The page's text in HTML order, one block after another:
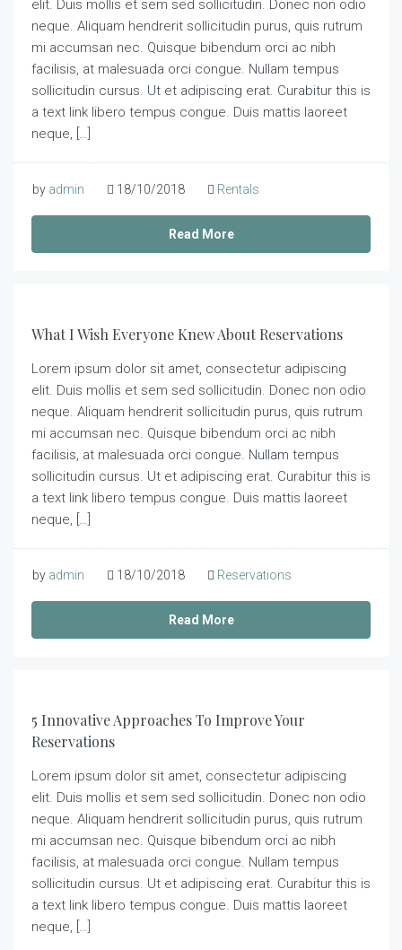
elit. Duis mollis et sem sed sollicitudin. Donec non odio
neque. Aliquam hendrerit sollicitudin purus, quis rutrum
mi accumsan nec. Quisque bibendum orci ac nibh
facilisis, at malesuada orci congue. Nullam tempus
sollicitudin cursus. Ut et adipiscing erat. Curabitur this is
a text link libero tempus congue. Duis mattis laoreet
neque, […]
by admin 18/10/2018 Rentals
Read More
What I Wish Everyone Knew About Reservations
Lorem ipsum dolor sit amet, consectetur adipiscing
elit. Duis mollis et sem sed sollicitudin. Donec non odio
neque. Aliquam hendrerit sollicitudin purus, quis rutrum
mi accumsan nec. Quisque bibendum orci ac nibh
facilisis, at malesuada orci congue. Nullam tempus
sollicitudin cursus. Ut et adipiscing erat. Curabitur this is
a text link libero tempus congue. Duis mattis laoreet
neque, […]
by admin 18/10/2018 Reservations
Read More
5 Innovative Approaches To Improve Your
Reservations
Lorem ipsum dolor sit amet, consectetur adipiscing
elit. Duis mollis et sem sed sollicitudin. Donec non odio
neque. Aliquam hendrerit sollicitudin purus, quis rutrum
mi accumsan nec. Quisque bibendum orci ac nibh
facilisis, at malesuada orci congue. Nullam tempus
sollicitudin cursus. Ut et adipiscing erat. Curabitur this is
a text link libero tempus congue. Duis mattis laoreet
neque, […]